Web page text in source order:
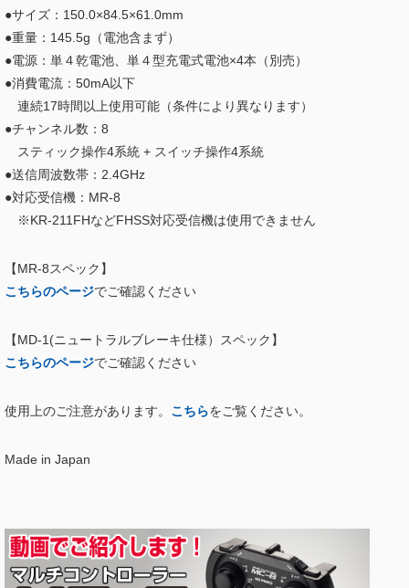
●サイズ：150.0×84.5×61.0mm
●重量：145.5g（電池含まず）
●電源：単４乾電池、単４型充電式電池×4本（別売）
●消費電流：50mA以下
連続17時間以上使用可能（条件により異なります）
●チャンネル数：8
スティック操作4系統 + スイッチ操作4系統
●送信周波数帯：2.4GHz
●対応受信機：MR-8
※KR-211FHなどFHSS対応受信機は使用できません
【MR-8スペック】
こちらのページでご確認ください
【MD-1(ニュートラルブレーキ仕様）スペック】
こちらのページでご確認ください
使用上のご注意があります。 こちらをご覧ください。
Made in Japan